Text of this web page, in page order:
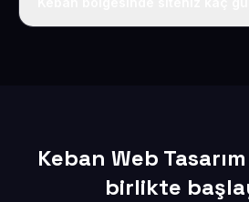
Keban Web
birlikte